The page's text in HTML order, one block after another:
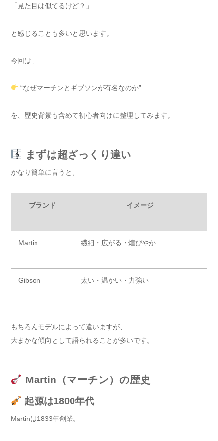
「見た目は似てるけど？」
と感じることも多いと思います。
今回は、
“なぜマーチンとギブソンが有名なのか”
を、歴史背景も含めて初心者向けに整理してみます。
まずは超ざっくり違い
かなり簡単に言うと、
ブランド イメージ
Martin 繊細・広がる・煌びやか
Gibson 太い・温かい・力強い
もちろんモデルによって違いますが、
大まかな傾向として語られることが多いです。
Martin（マーチン）の歴史
起源は1800年代
Martinは1833年創業。